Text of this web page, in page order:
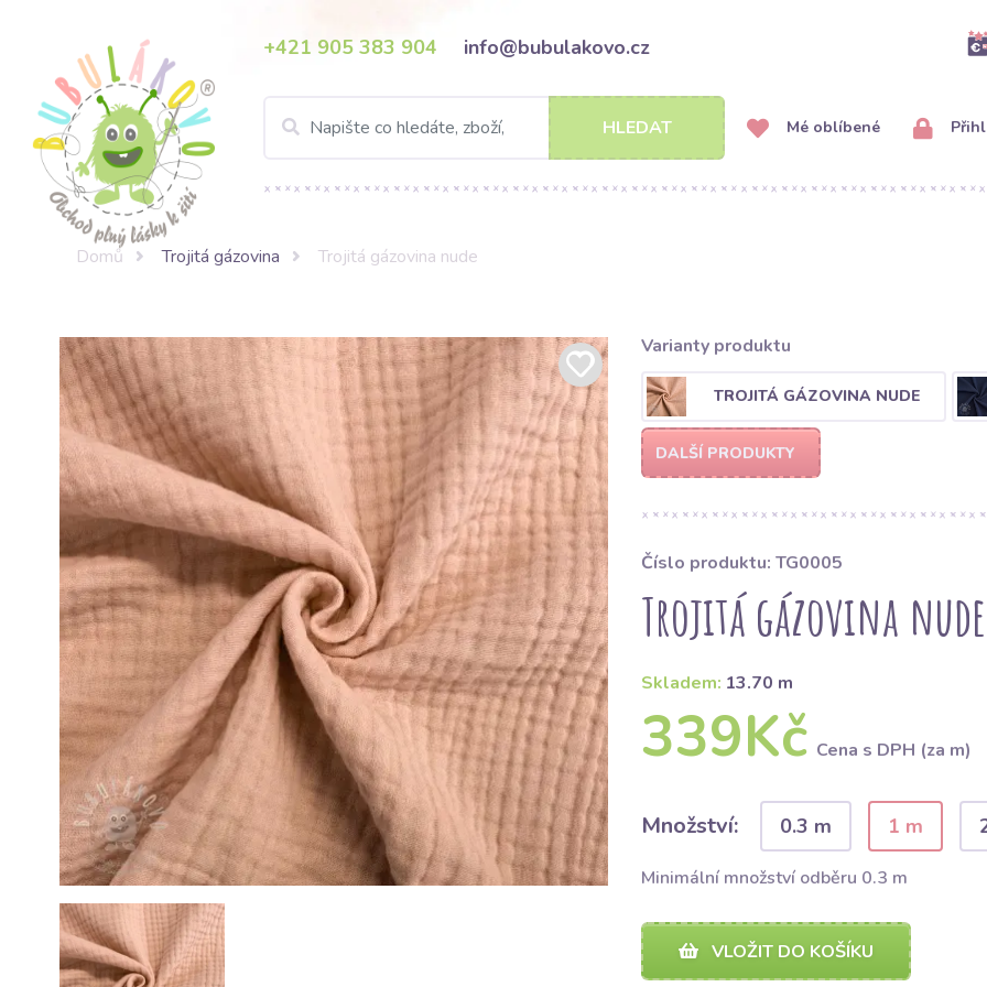
+421 905 383 904 info@bubulakovo.cz
HLEDAT Mé oblíbené
Domů Trojitá gázovina Trojitá gázovina nude
Varianty produktu
TROJITÁ GÁZOVINA NUDE
DALŠÍ PRODUKTY
Číslo produktu: TG0005
Trojitá gázovina nude
Skladem: 13.70 m
339Kč Cena s DPH (za m)
Množství: 0.3 m 1 m
Minimální množství odběru 0.3 m
VLOŽIT DO KOŠÍKU